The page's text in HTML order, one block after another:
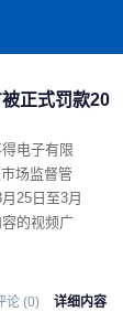
正式罚款20
电子有限
场监督管
25日至3月
的视频广
论 (0) 详细内容